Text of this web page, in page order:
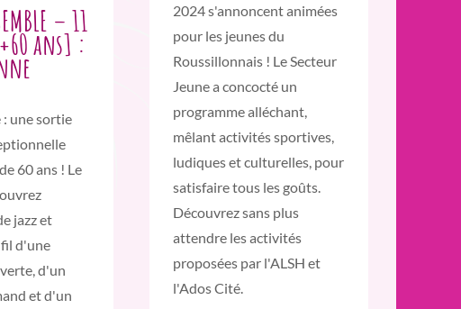
2024 s'annoncent animées
pour les jeunes du
Roussillonnais ! Le Secteur
Jeune a concocté un
programme alléchant,
mêlant activités sportives,
ludiques et culturelles, pour
satisfaire tous les goûts.
Découvrez sans plus
attendre les activités
proposées par l'ALSH et
l'Ados Cité.
– 11
ans] :
: une sortie
60 ans ! Le
jazz et
d'une
d'un
et d'un